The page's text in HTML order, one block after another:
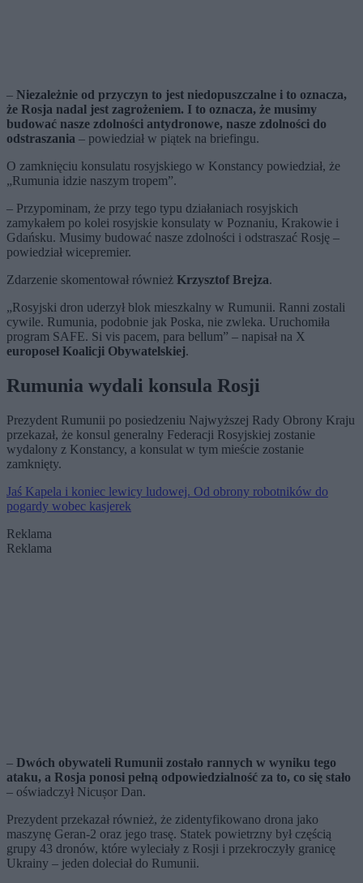
– Niezależnie od przyczyn to jest niedopuszczalne i to oznacza,
że Rosja nadal jest zagrożeniem. I to oznacza, że musimy
budować nasze zdolności antydronowe, nasze zdolności do
odstraszania – powiedział w piątek na briefingu.
O zamknięciu konsulatu rosyjskiego w Konstancy powiedział, że
„Rumunia idzie naszym tropem”.
– Przypominam, że przy tego typu działaniach rosyjskich
zamykałem po kolei rosyjskie konsulaty w Poznaniu, Krakowie i
Gdańsku. Musimy budować nasze zdolności i odstraszać Rosję –
powiedział wicepremier.
Zdarzenie skomentował również Krzysztof Brejza.
„Rosyjski dron uderzył blok mieszkalny w Rumunii. Ranni zostali
cywile. Rumunia, podobnie jak Poska, nie zwleka. Uruchomiła
program SAFE. Si vis pacem, para bellum” – napisał na X
europoseł Koalicji Obywatelskiej.
Rumunia wydali konsula Rosji
Prezydent Rumunii po posiedzeniu Najwyższej Rady Obrony Kraju
przekazał, że konsul generalny Federacji Rosyjskiej zostanie
wydalony z Konstancy, a konsulat w tym mieście zostanie
zamknięty.
Jaś Kapela i koniec lewicy ludowej. Od obrony robotników do
pogardy wobec kasjerek
Reklama
Reklama
– Dwóch obywateli Rumunii zostało rannych w wyniku tego
ataku, a Rosja ponosi pełną odpowiedzialność za to, co się stało
– oświadczył Nicușor Dan.
Prezydent przekazał również, że zidentyfikowano drona jako
maszynę Geran-2 oraz jego trasę. Statek powietrzny był częścią
grupy 43 dronów, które wyleciały z Rosji i przekroczyły granicę
Ukrainy – jeden doleciał do Rumunii.